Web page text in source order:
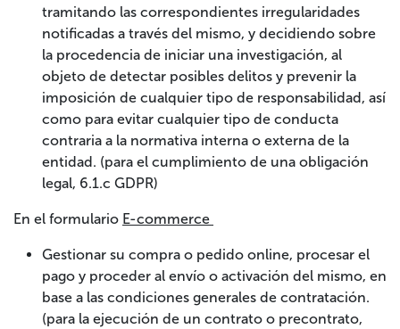
tramitando las correspondientes irregularidades
notificadas a través del mismo, y decidiendo sobre
la procedencia de iniciar una investigación, al
objeto de detectar posibles delitos y prevenir la
imposición de cualquier tipo de responsabilidad, así
como para evitar cualquier tipo de conducta
contraria a la normativa interna o externa de la
entidad. (para el cumplimiento de una obligación
legal, 6.1.c GDPR)
En el formulario E-commerce
Gestionar su compra o pedido online, procesar el
pago y proceder al envío o activación del mismo, en
base a las condiciones generales de contratación.
(para la ejecución de un contrato o precontrato,